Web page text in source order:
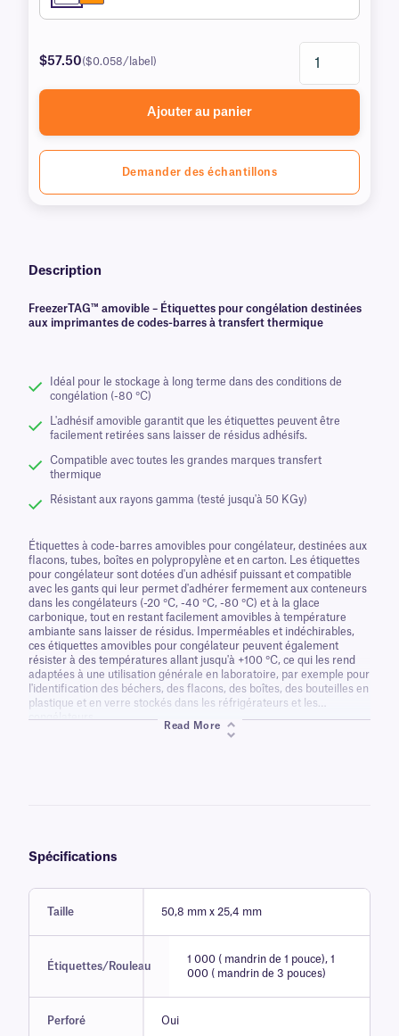
$57.50($0.058/label)
Ajouter au panier
Demander des échantillons
Description
FreezerTAG™ amovible – Étiquettes pour congélation destinées
aux imprimantes de codes-barres à transfert thermique
Idéal pour le stockage à long terme dans des conditions de
congélation (-80 °C)
L'adhésif amovible garantit que les étiquettes peuvent être
facilement retirées sans laisser de résidus adhésifs.
Compatible avec toutes les grandes marques transfert
thermique
Résistant aux rayons gamma (testé jusqu'à 50 KGy)
Étiquettes à code-barres amovibles pour congélateur, destinées aux
flacons, tubes, boîtes en polypropylène et en carton. Les étiquettes
pour congélateur sont dotées d'un adhésif puissant et compatible
avec les gants qui leur permet d'adhérer fermement aux conteneurs
dans les congélateurs (-20 °C, -40 °C, -80 °C) et à la glace
carbonique, tout en restant facilement amovibles à température
ambiante sans laisser de résidus. Imperméables et indéchirables,
ces étiquettes amovibles pour congélateur peuvent également
résister à des températures allant jusqu'à +100 °C, ce qui les rend
adaptées à une utilisation générale en laboratoire, par exemple pour
l'identification des béchers, des flacons, des boîtes, des bouteilles en
plastique et en verre stockés dans les réfrigérateurs et les
congélateurs.
Read More
Spécifications
Taille 50,8 mm x 25,4 mm
Étiquettes/Rouleau
1 000 ( mandrin de 1 pouce), 1
000 ( mandrin de 3 pouces)
Perforé Oui